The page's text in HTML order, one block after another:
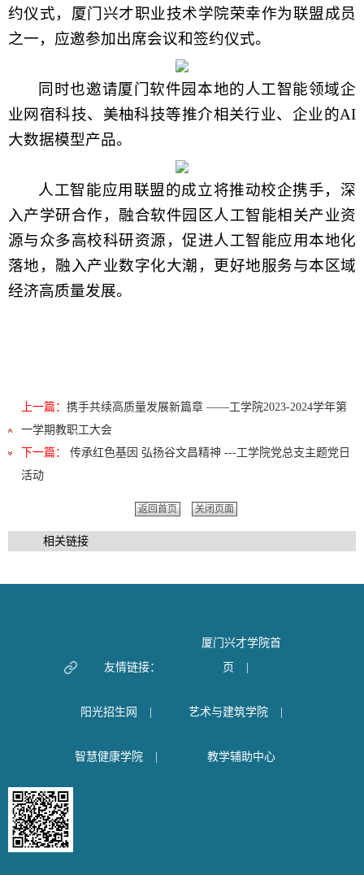
约仪式，厦门兴才职业技术学院荣幸作为联盟成员
之一，应邀参加出席会议和签约仪式。
同时也邀请厦门软件园本地的人工智能领域企
业网宿科技、美柚科技等推介相关行业、企业的AI
大数据模型产品。
人工智能应用联盟的成立将推动校企携手，深
入产学研合作，融合软件园区人工智能相关产业资
源与众多高校科研资源，促进人工智能应用本地化
落地，融入产业数字化大潮，更好地服务与本区域
经济高质量发展。
上一篇： 携手共续高质量发展新篇章 ——工学院2023-2024学年第
一学期教职工大会
下一篇：
传承红色基因 弘扬谷文昌精神 ---工学院党总支主题党日
活动
返回首页 关闭页面
相关链接
友情链接：
厦门兴才学院首
页
阳光招生网 艺术与建筑学院
智慧健康学院 教学辅助中心